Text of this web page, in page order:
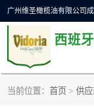
西班
当前位置： 首页 > 供